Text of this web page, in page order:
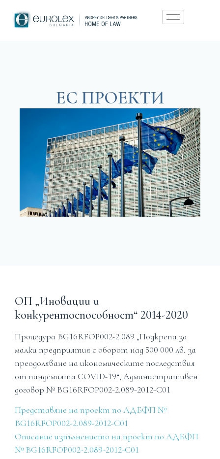
ЕС ПРОЕКТИ
ОП „Иновации и
конкурентоспособност“ 2014-2020
Процедура BG16RFOP002-2.089 „Подкрепа за
малки предприятия с оборот над 500 000 лв. за
преодоляване на икономическите последствия
от пандемията COVID-19“, Административен
договор № BG16RFOP002-2.089-2012-C01
Представяне на проект по АДБФП №
BG16RFOP002-2.089-2012-C01
Описание изпълнението на проект по АДБФП
№ BG16RFOP002-2.089-2012-C01